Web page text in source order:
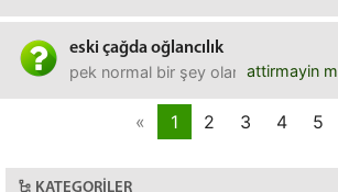
eski çağda oğlancılık
pek normal bir şey olarak
« 1 2 3 4 5
KATEGORILER